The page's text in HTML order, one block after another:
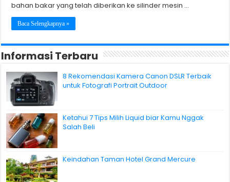
bahan bakar yang telah diberikan ke silinder mesin …
Baca Selengkapnya »
Informasi Terbaru
8 Rekomendasi Kamera Canon DSLR Terbaik
untuk Fotografi Portrait Outdoor
Ketahui 7 Tips Milih Liquid biar Kamu Nggak
Salah Beli
Keindahan Taman Hotel Grand Mercure